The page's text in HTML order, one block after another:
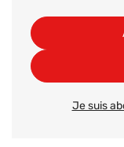
Je suis